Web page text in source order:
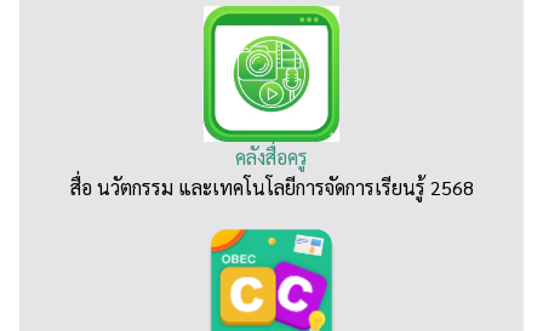
คลังสื่อครู
สื่อ นวัตกรรม และเทคโนโลยีการจัดการเรียนรู้ 2568